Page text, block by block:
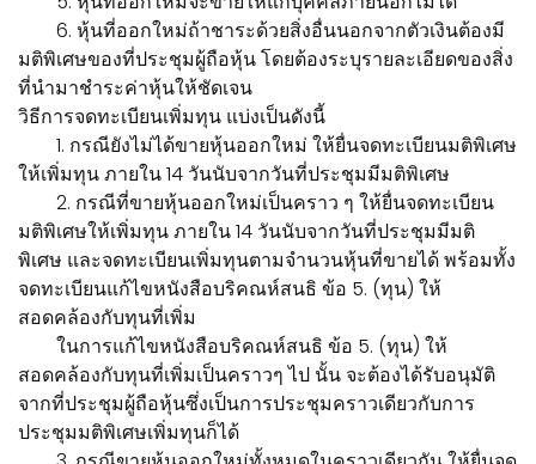
6. หุ้นที่ออกใหม่ถ้าชาระด้วยสิ่งอื่นนอกจากตัวเงินต้องมี
มติพิเศษของที่ประชุมผู้ถือหุ้น โดยต้องระบุรายละเอียดของสิ่ง
ที่นำมาชำระค่าหุ้นให้ชัดเจน
วิธีการจดทะเบียนเพิ่มทุน แบ่งเป็นดังนี้
1. กรณียังไม่ได้ขายหุ้นออกใหม่ ให้ยื่นจดทะเบียนมติพิเศษ
ให้เพิ่มทุน ภายใน 14 วันนับจากวันที่ประชุมมีมติพิเศษ
2. กรณีที่ขายหุ้นออกใหม่เป็นคราว ๆ ให้ยื่นจดทะเบียน
มติพิเศษให้เพิ่มทุน ภายใน 14 วันนับจากวันที่ประชุมมีมติ
พิเศษ และจดทะเบียนเพิ่มทุนตามจำนวนหุ้นที่ขายได้ พร้อมทั้ง
จดทะเบียนแก้ไขหนังสือบริคณห์สนธิ ข้อ 5. (ทุน) ให้
สอดคล้องกับทุนที่เพิ่ม
ในการแก้ไขหนังสือบริคณห์สนธิ ข้อ 5. (ทุน) ให้
สอดคล้องกับทุนที่เพิ่มเป็นคราวๆ ไป นั้น จะต้องได้รับอนุมัติ
จากที่ประชุมผู้ถือหุ้นซึ่งเป็นการประชุมคราวเดียวกับการ
ประชุมมติพิเศษเพิ่มทุนก็ได้